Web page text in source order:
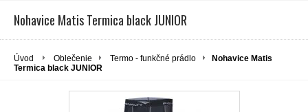
Nohavice Matis Termica black JUNIOR
Úvod Oblečenie Termo - funkčné prádlo
Nohavice Matis
Termica black JUNIOR